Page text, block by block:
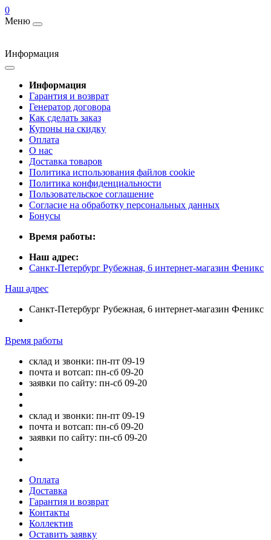
0
Меню
Информация
Информация
Гарантия и возврат
Генератор договора
Как сделать заказ
Купоны на скидку
Оплата
О нас
Доставка товаров
Политика использования файлов cookie
Политика конфиденциальности
Пользовательское соглашение
Согласие на обработку персональных данных
Бонусы
Время работы:
Наш адрес:
Санкт-Петербург Рубежная, 6 интернет-магазин Феникс
Наш адрес
Санкт-Петербург Рубежная, 6 интернет-магазин Феникс
Время работы
склад и звонки: пн-пт 09-19
почта и вотсап: пн-сб 09-20
заявки по сайту: пн-сб 09-20
склад и звонки: пн-пт 09-19
почта и вотсап: пн-сб 09-20
заявки по сайту: пн-сб 09-20
Оплата
Доставка
Гарантия и возврат
Контакты
Коллектив
Оставить заявку